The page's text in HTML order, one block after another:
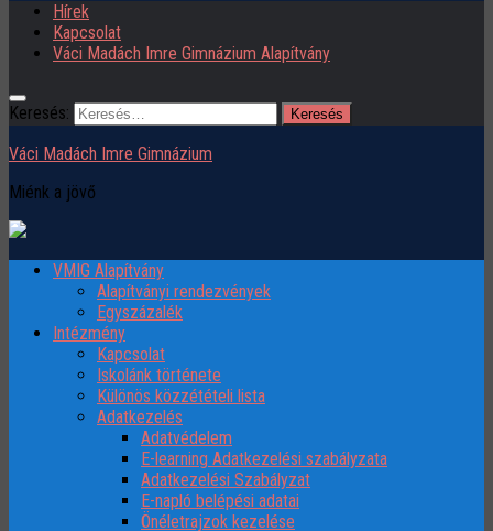
Hírek
Kapcsolat
Váci Madách Imre Gimnázium Alapítvány
Keresés:
Váci Madách Imre Gimnázium
Miénk a jövő
VMIG Alapítvány
Alapítványi rendezvények
Egyszázalék
Intézmény
Kapcsolat
Iskolánk története
Különös közzétételi lista
Adatkezelés
Adatvédelem
E-learning Adatkezelési szabályzata
Adatkezelési Szabályzat
E-napló belépési adatai
Önéletrajzok kezelése